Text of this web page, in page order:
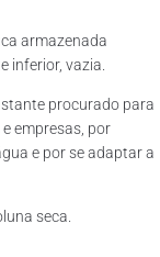
armazenada
inferior, vazia.
procurado para
empresas, por
e por se adaptar a
seca.